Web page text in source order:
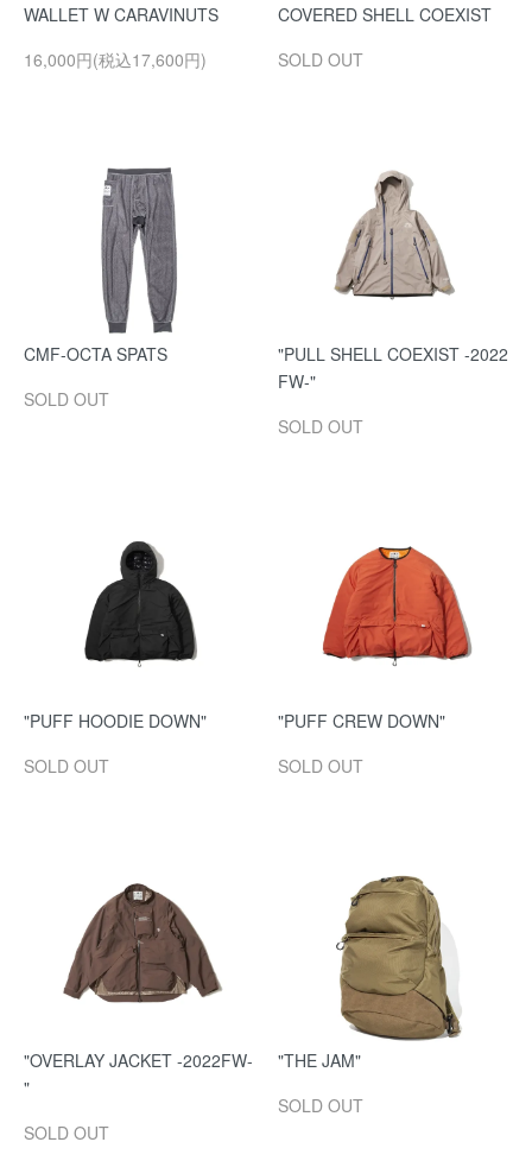
WALLET W CARAVINUTS
16,000円(税込17,600円)
COVERED SHELL COEXIST
SOLD OUT
CMF-OCTA SPATS
SOLD OUT
"PULL SHELL COEXIST -2022
FW-"
SOLD OUT
"PUFF HOODIE DOWN"
SOLD OUT
"PUFF CREW DOWN"
SOLD OUT
"OVERLAY JACKET -2022FW-
"
SOLD OUT
"THE JAM"
SOLD OUT